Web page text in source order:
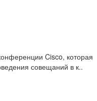
Cisco, которая
совещаний в к..